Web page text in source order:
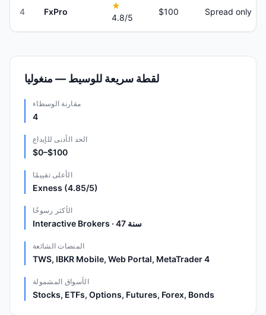
4 FxPro
★
4.8/5
$100 Spread only
لقطة سريعة للوسيط — منغوليا
مقارنة الوسطاء
4
الحد الأدنى للإيداع
$0–$100
الأعلى تقييمًا
Exness (4.85/5)
الأكثر رسوخًا
Interactive Brokers · 47 سنة
المنصات الشائعة
TWS, IBKR Mobile, Web Portal, MetaTrader 4
الأسواق المشمولة
Stocks, ETFs, Options, Futures, Forex, Bonds